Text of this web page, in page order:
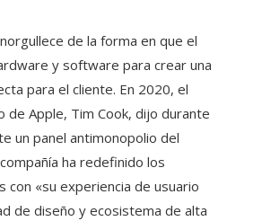
de la forma en que el
y software para crear una
para el cliente. En 2020, el
de Apple, Tim Cook, dijo durante
un panel antimonopolio del
ha redefinido los
con «su experiencia de usuario
de diseño y ecosistema de alta